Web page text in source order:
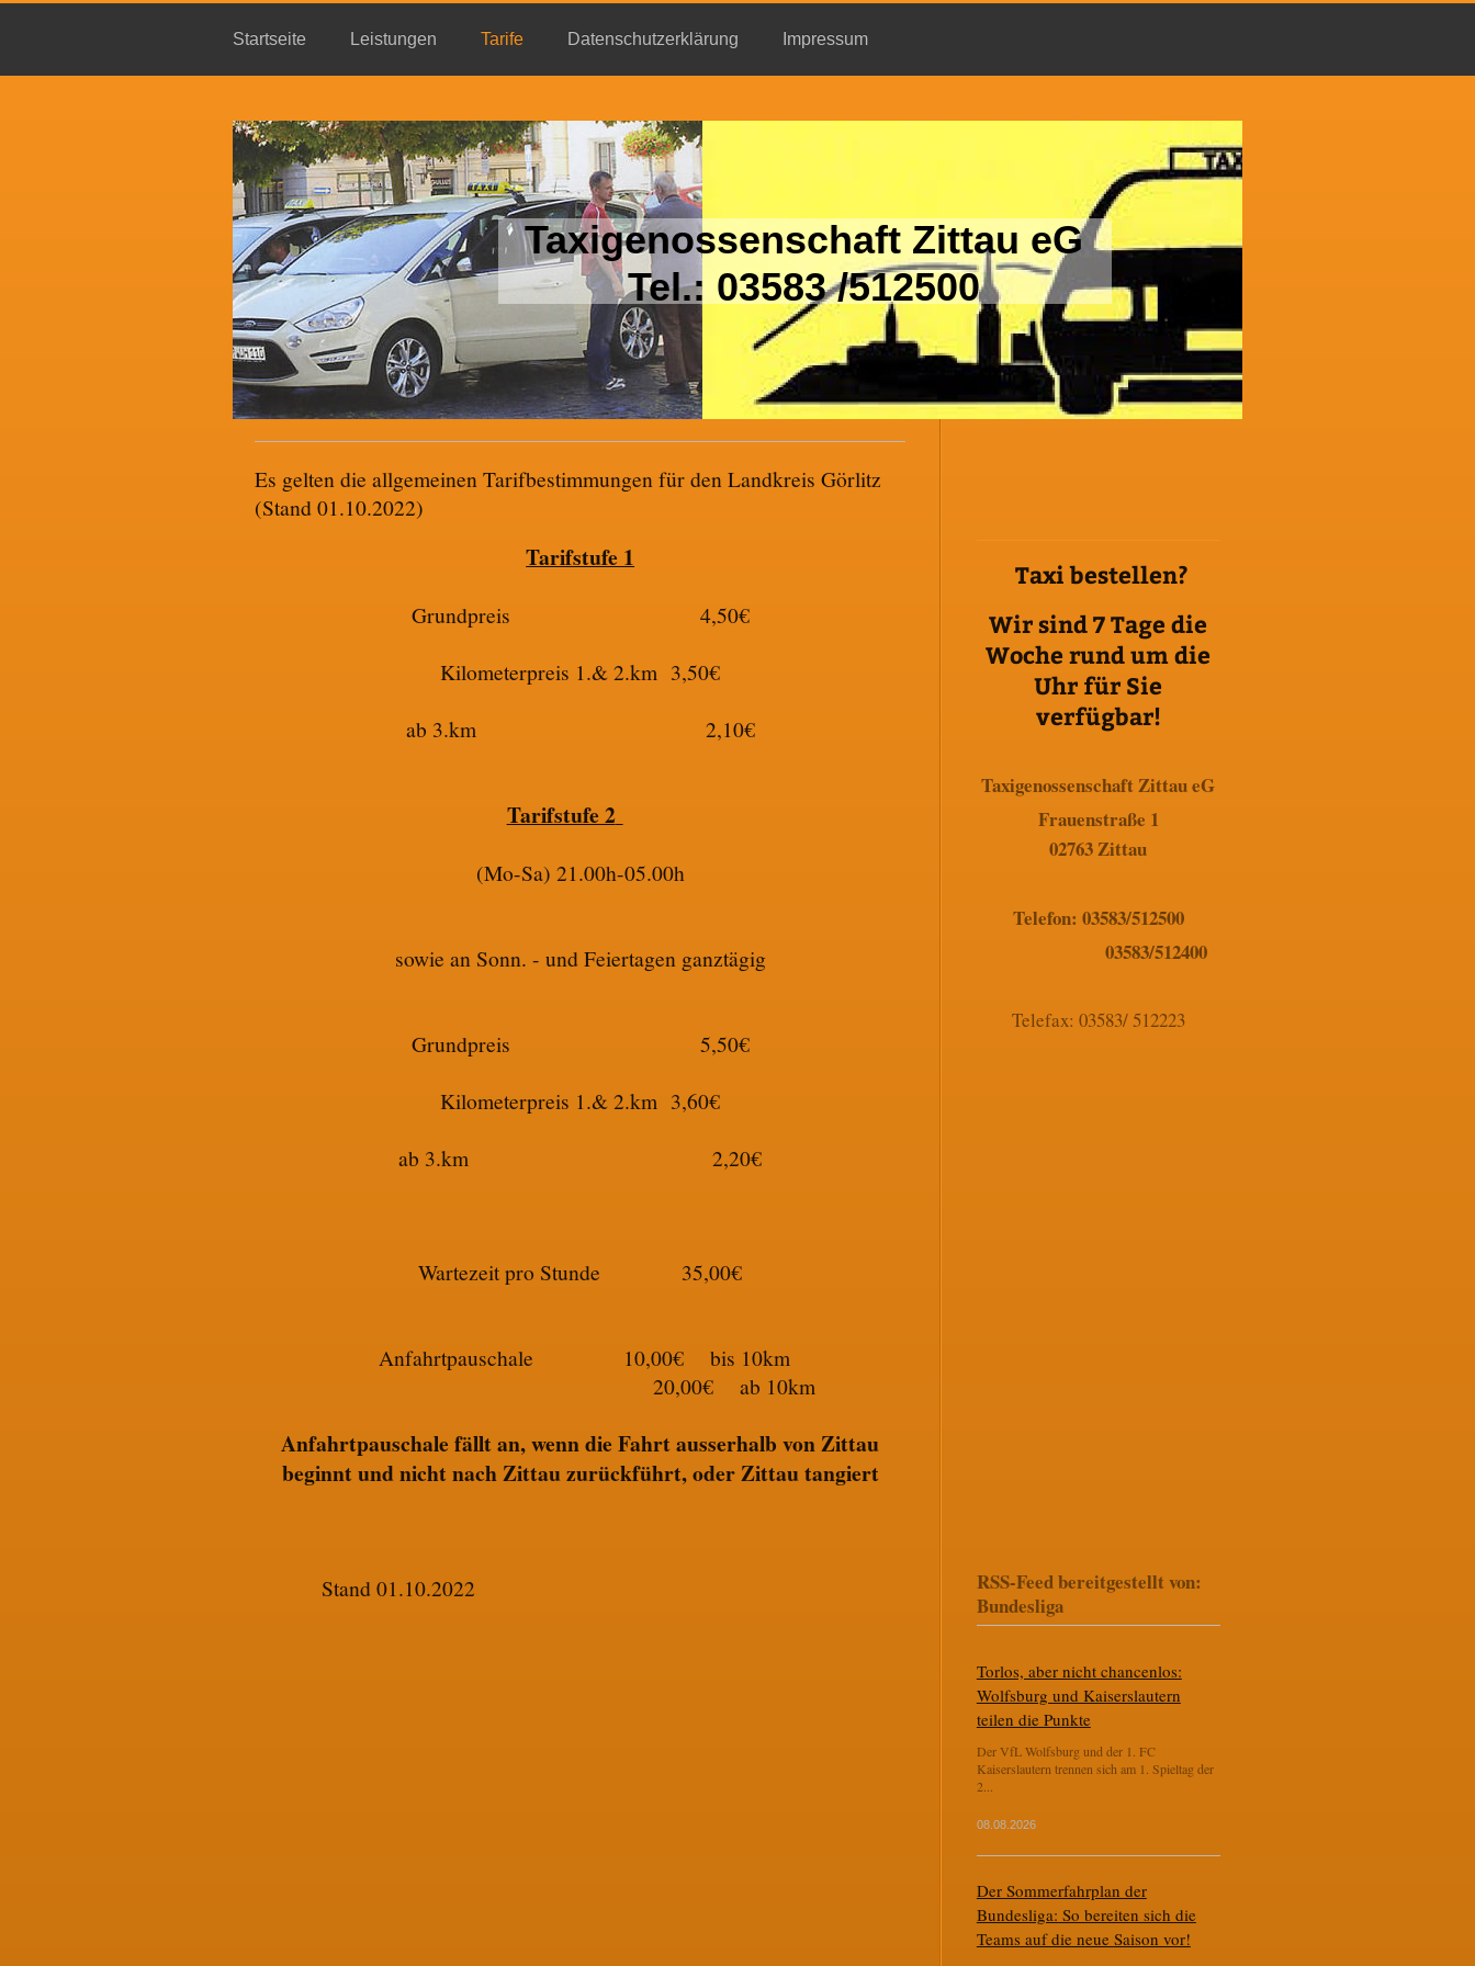
Startseite Leistungen Tarife Datenschutzerklärung Impressum
Taxigenossenschaft Zittau eG
Tel.: 03583 /512500
Es gelten die allgemeinen Tarifbestimmungen für den Landkreis Görlitz
(Stand 01.10.2022)
Tarifstufe 1
Grundpreis 4,50€
Kilometerpreis 1.& 2.km 3,50€
ab 3.km 2,10€
Tarifstufe 2
(Mo-Sa) 21.00h-05.00h
sowie an Sonn. - und Feiertagen ganztägig
Grundpreis 5,50€
Kilometerpreis 1.& 2.km 3,60€
ab 3.km 2,20€
Wartezeit pro Stunde 35,00€
Anfahrtpauschale 10,00€ bis 10km
20,00€ ab 10km
Anfahrtpauschale fällt an, wenn die Fahrt ausserhalb von Zittau
beginnt und nicht nach Zittau zurückführt, oder Zittau tangiert
Stand 01.10.2022
Taxi bestellen?
Wir sind 7 Tage die
Woche rund um die
Uhr für Sie
verfügbar!
Taxigenossenschaft Zittau eG
Frauenstraße 1
02763 Zittau
Telefon: 03583/512500
03583/512400
Telefax: 03583/ 512223
RSS-Feed bereitgestellt von:
Bundesliga
Torlos, aber nicht chancenlos:
Wolfsburg und Kaiserslautern
teilen die Punkte
Der VfL Wolfsburg und der 1. FC
Kaiserslautern trennen sich am 1. Spieltag der
2...
08.08.2026
Der Sommerfahrplan der
Bundesliga: So bereiten sich die
Teams auf die neue Saison vor!